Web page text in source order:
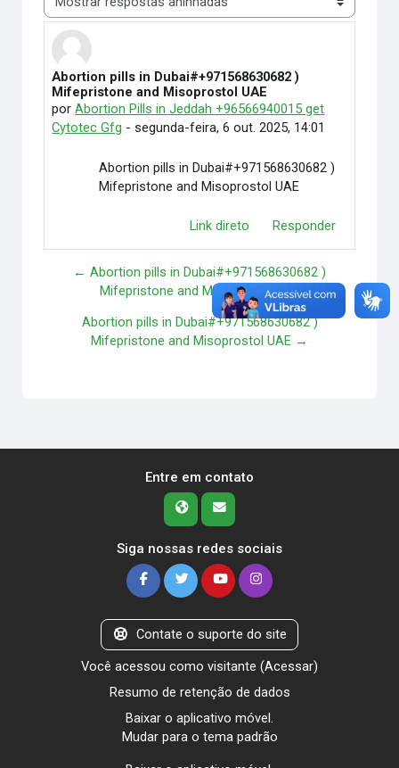
Modo de visualização
Abortion pills in Dubai#+971568630682 )
Mifepristone and Misoprostol UAE
porAbortion Pills in Jeddah +96566940015 get
Cytotec Gfg -segunda-feira, 6 out. 2025, 14:01
Número de respostas: 0
Abortion pills in Dubai#+971568630682 )
Mifepristone and Misoprostol UAE
Link direto Responder
← Abortion pills in Dubai#+971568630682 )
Mifepristone and Misoprostol UAE
Abortion pills in Dubai#+971568630682 )
Mifepristone and Misoprostol UAE →
Entre em contato
Siga nossas redes sociais
Contate o suporte do site
Você acessou como visitante (Acessar)
Resumo de retenção de dados
Baixar o aplicativo móvel.
Mudar para o tema padrão